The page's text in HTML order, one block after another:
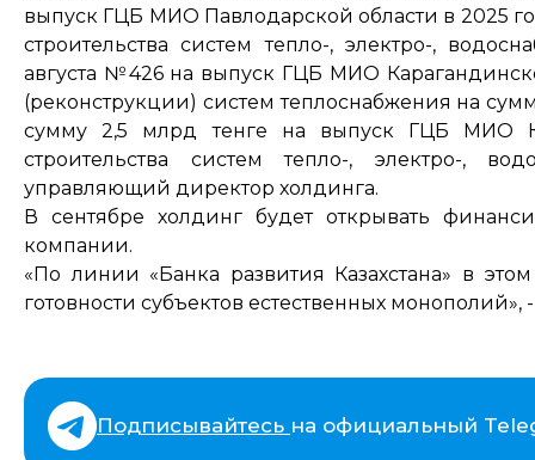
выпуск ГЦБ МИО Павлодарской области в 2025
строительства систем тепло-, электро-,
августа №426 на выпуск ГЦБ МИО
(реконструкции) систем теплоснабжения на
сумму 2,5 млрд тенге на выпуск ГЦБ МИО
строительства систем тепло-, электро-,
управляющий директор холдинга.
В сентябре холдинг будет открывать
компании.
«По линии «Банка развития Казахстана» в
готовности субъектов естественных
Подписывайтесь на официальный